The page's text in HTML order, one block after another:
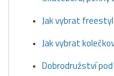
Jak vybrat
Jak vybrat
Dobrodružství